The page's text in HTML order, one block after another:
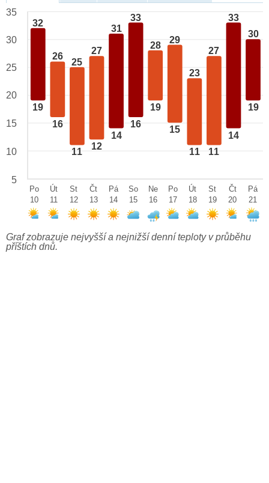
32
19
26
16
25
11
27
12
31
14
33
16
28
19
29
15
23
11
27
11
33
14
30
19
35
30
25
20
15
10
5
Po
10
Út
11
St
12
Čt
13
Pá
14
So
15
Ne
16
Po
17
Út
18
St
19
Čt
20
Pá
21
Graf zobrazuje nejvyšší a nejnižší denní teploty v průběhu
příštích dnů.